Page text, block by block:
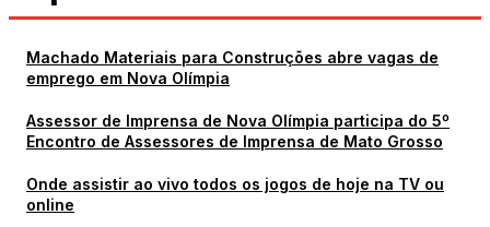
Machado Materiais para Construções abre vagas de
emprego em Nova Olímpia
Assessor de Imprensa de Nova Olímpia participa do 5º
Encontro de Assessores de Imprensa de Mato Grosso
Onde assistir ao vivo todos os jogos de hoje na TV ou
online